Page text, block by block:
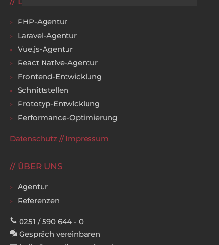
PHP-Agentur
Laravel-Agentur
Vue.js-Agentur
React Native-Agentur
Frontend-Entwicklung
Schnittstellen
Prototyp-Entwicklung
Performance-Optimierung
Datenschutz // Impressum
ÜBER UNS
Agentur
Referenzen
0251 / 590 644 - 0
Gespräch vereinbaren